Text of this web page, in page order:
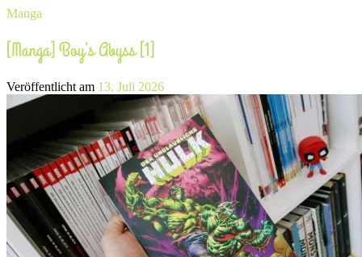
Manga
[Manga] Boy’s Abyss [1]
Veröffentlicht am 13. Juli 2026